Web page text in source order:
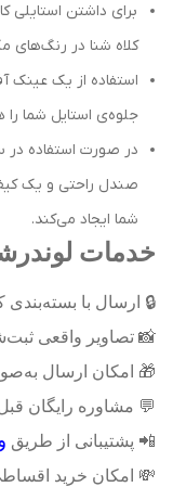
برای داشتن استایلی
کلاه شنا در
استفاده از یک عینک
جلوه‌ی استایل شما
در صورت استفاده در
صندل راحتی و یک
شما ایجاد می‌کند.
خدمات
🔒 ارسال با بسته‌بندی
📸 تصاویر واقعی
🎁 امکان ارسال
💬 مشاوره رایگان
📲 پشتیبانی از طریق
💸 امکان خرید